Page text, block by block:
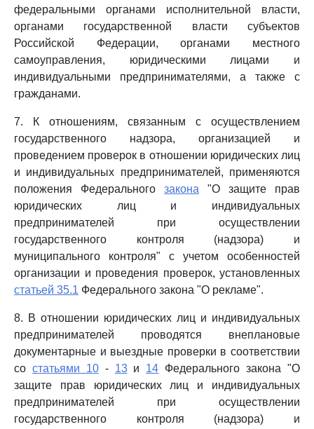
федеральными органами исполнительной власти,
органами государственной власти субъектов
Российской Федерации, органами местного
самоуправления, юридическими лицами и
индивидуальными предпринимателями, а также с
гражданами.
7. К отношениям, связанным с осуществлением
государственного надзора, организацией и
проведением проверок в отношении юридических лиц
и индивидуальных предпринимателей, применяются
положения Федерального закона "О защите прав
юридических лиц и индивидуальных
предпринимателей при осуществлении
государственного контроля (надзора) и
муниципального контроля" с учетом особенностей
организации и проведения проверок, установленных
статьей 35.1 Федерального закона "О рекламе".
8. В отношении юридических лиц и индивидуальных
предпринимателей проводятся внеплановые
документарные и выездные проверки в соответствии
со статьями 10- 13и 14 Федерального закона "О
защите прав юридических лиц и индивидуальных
предпринимателей при осуществлении
государственного контроля (надзора) и